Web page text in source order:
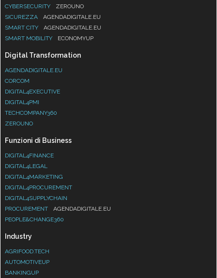
CYBERSECURITY
ZEROUNO
SICUREZZA
AGENDADIGITALE.EU
SMART CITY
AGENDADIGITALE.EU
SMART MOBILITY
ECONOMYUP
Digital Transformation
AGENDADIGITALE.EU
CORCOM
DIGITAL4EXECUTIVE
DIGITAL4PMI
TECHCOMPANY360
ZEROUNO
Funzioni di Business
DIGITAL4FINANCE
DIGITAL4LEGAL
DIGITAL4MARKETING
DIGITAL4PROCUREMENT
DIGITAL4SUPPLYCHAIN
PROCUREMENT
AGENDADIGITALE.EU
PEOPLE&CHANGE360
Industry
AGRIFOOD.TECH
AUTOMOTIVEUP
BANKINGUP